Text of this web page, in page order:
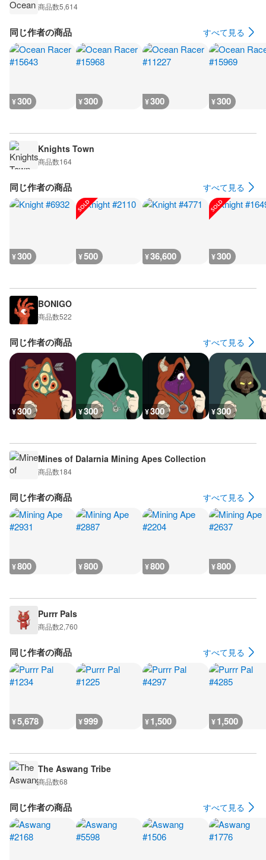
商品数5,614
同じ作者の商品 すべて見る
¥300 ¥300 ¥300 ¥300
Knights Town
商品数164
同じ作者の商品 すべて見る
¥300 ¥500 ¥36,600 ¥300
BONIGO
商品数522
同じ作者の商品 すべて見る
¥300 ¥300 ¥300 ¥300
Mines of Dalarnia Mining Apes Collection
商品数184
同じ作者の商品 すべて見る
¥800 ¥800 ¥800 ¥800
Purrr Pals
商品数2,760
同じ作者の商品 すべて見る
¥5,678 ¥999 ¥1,500 ¥1,500
The Aswang Tribe
商品数68
同じ作者の商品 すべて見る